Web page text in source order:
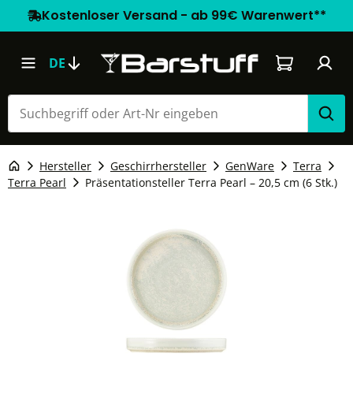
Kostenloser Versand - ab 99€ Warenwert**
DE Warenkorb
Hersteller Geschirrhersteller GenWare
Terra
Terra Pearl
Präsentationsteller Terra Pearl – 20,5 cm (6 Stk.)